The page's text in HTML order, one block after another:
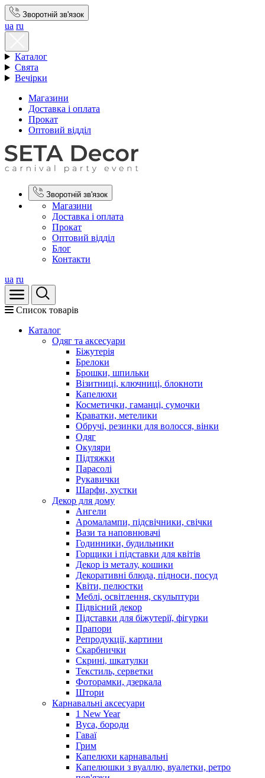
Зворотній зв'язок
ua ru
Каталог
Свята
Вечірки
Магазини
Доставка і оплата
Прокат
Оптовий відділ
Зворотній зв'язок
Магазини
Доставка і оплата
Прокат
Оптовий відділ
Блог
Контакти
ua ru
Список товарів
Каталог
Oдяг та аксесуари
Біжутерія
Брелоки
Брошки, шпильки
Візитниці, ключниці, блокноти
Капелюхи
Косметички, гаманці, сумочки
Краватки, метелики
Обручі, резинки для волосся, вінки
Одяг
Окуляри
Підтяжки
Парасолі
Рукавички
Шарфи, хустки
Декор для дому
Ангели
Аромалампи, підсвічники, свічки
Вази та наповнювачі
Годинники, будильники
Горщики і підставки для квітів
Декор із металу, кошики
Декоративні блюда, підноси, посуд
Квіти, пелюстки
Меблі, освітлення, скульптури
Підвісний декор
Підставки для біжутерії, фігурки
Прапори
Репродукції, картини
Скарбнички
Скрині, шкатулки
Текстиль, серветки
Фоторамки, дзеркала
Штори
Карнавальні аксесуари
1 New Year
Вуса, бороди
Гаваї
Грим
Капелюхи карнавальні
Капелюшки з вуаллю, вуалетки, ретро